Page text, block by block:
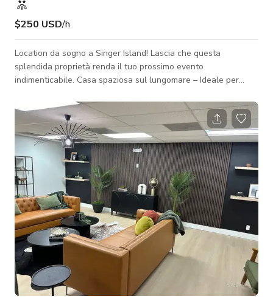
$250 USD/h
Location da sogno a Singer Island! Lascia che questa
splendida proprietà renda il tuo prossimo evento
indimenticabile. Casa spaziosa sul lungomare – Ideale per
Questa spettacolare casa sul canale offre il perfetto equilibrio
tra eleganza e fascino tropicale. Splendide viste sull'acqua
offrono lo sfondo perfetto per ogni occasione. Ampi spazi
interni ed esterni permettono configurazioni uniche e
personalizzabili per eventi. Un